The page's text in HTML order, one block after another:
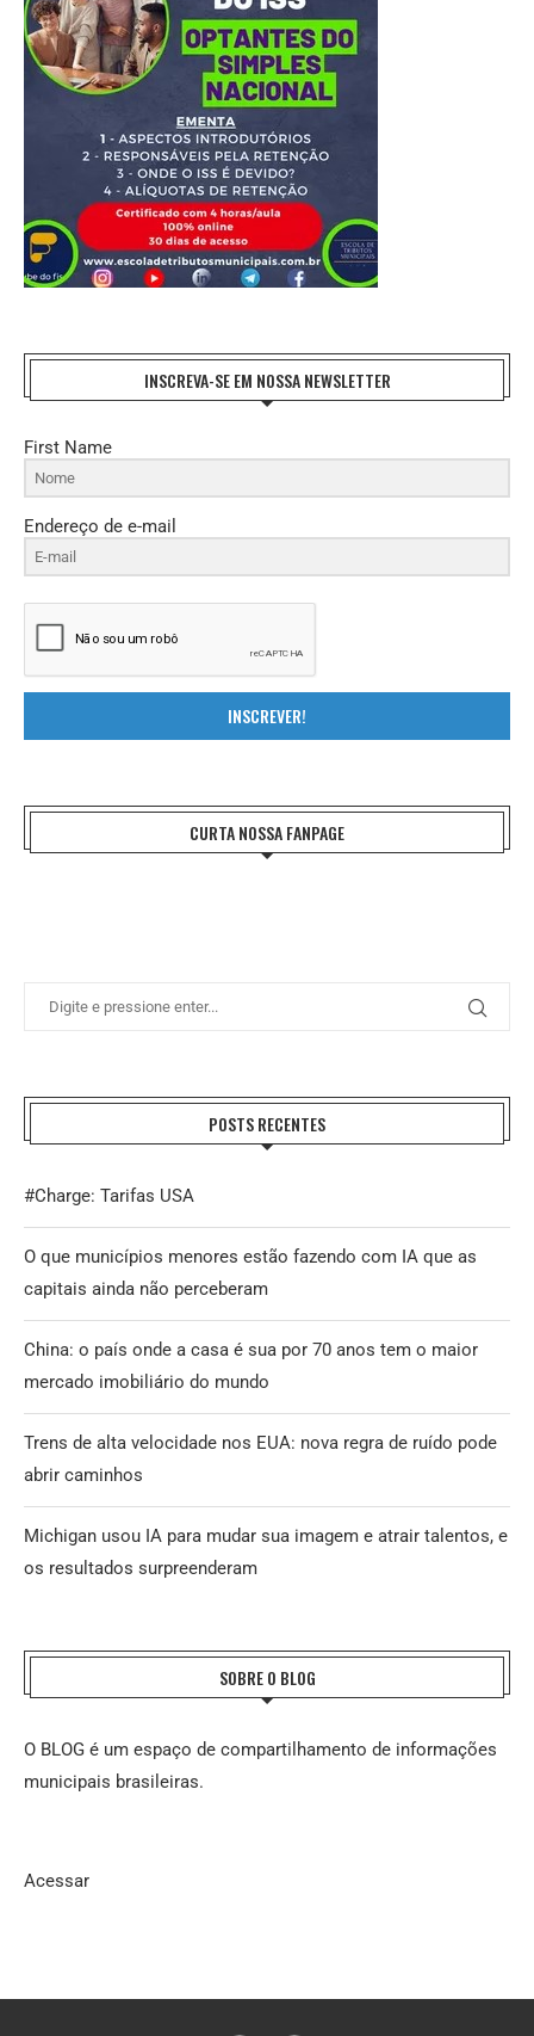
INSCREVA-SE EM NOSSA NEWSLETTER
First Name
Endereço de e-mail
INSCREVER!
CURTA NOSSA FANPAGE
POSTS RECENTES
#Charge: Tarifas USA
O que municípios menores estão fazendo com IA que as
capitais ainda não perceberam
China: o país onde a casa é sua por 70 anos tem o maior
mercado imobiliário do mundo
Trens de alta velocidade nos EUA: nova regra de ruído pode
abrir caminhos
Michigan usou IA para mudar sua imagem e atrair talentos, e
os resultados surpreenderam
SOBRE O BLOG
O BLOG é um espaço de compartilhamento de informações
municipais brasileiras.
Acessar